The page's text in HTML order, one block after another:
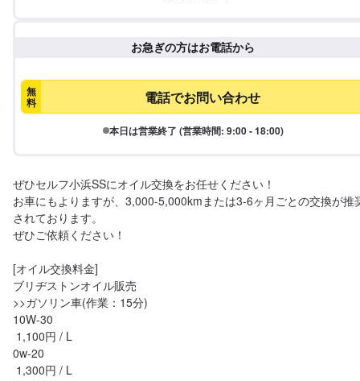
お急ぎの方はお電話から
無
料 電話でお問い合わせ
本日は営業終了 (営業時間: 9:00 - 18:00)
ぜひセルフ小浜SSにオイル交換をお任せください！
お車にもよりますが、3,000-5,000kmまたは3-6ヶ月ごとの交換が推
されております。
ぜひご依頼ください！
[オイル交換料金]
ブリヂストンオイル販売
>>ガソリン車(作業：15分)
10W-30
0w-20